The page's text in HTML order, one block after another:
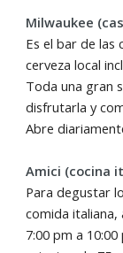
Milwaukee
Es el bar de las
cerveza local
Toda una gran
disfrutarla y
Abre
Amici (cocina
Para degustar
comida italiana,
7:00 pm a